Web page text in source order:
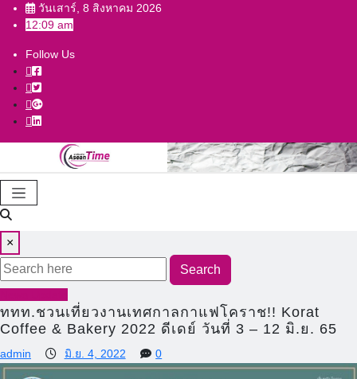
Skip
วันเสาร์, 8 สิงหาคม 2026
12:09 am
Follow Us
×
Search
ททท.ชวนเที่ยวงานเทศกาลกาแฟโคราช!! Korat
Coffee & Bakery 2022 ดีเดย์ วันที่ 3 – 12 มิ.ย. 65
admin มิ.ย. 4, 2022 0